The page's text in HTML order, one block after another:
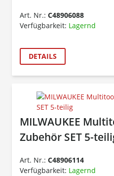
Art. Nr.: C48906088
Verfügbarkeit: Lagernd
DETAILS
MILWAUKEE
Zubehör SET 5-
Art. Nr.: C48906114
Verfügbarkeit: Lagernd